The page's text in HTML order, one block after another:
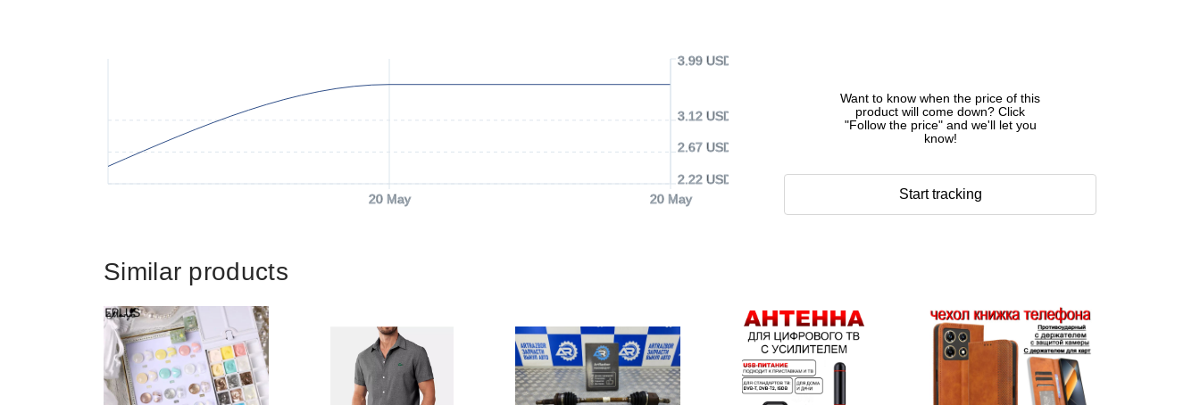
20 May 20 May
2.22 USD
2.67 USD
3.12 USD
3.99 USD
Want to know when the price of this
product will come down? Click
"Follow the price" and we'll let you
know!
Start tracking
Similar products